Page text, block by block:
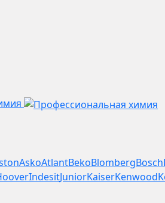
AskoAtlantBekoBlombergBosch
IndesitJuniorKaiserKenwood